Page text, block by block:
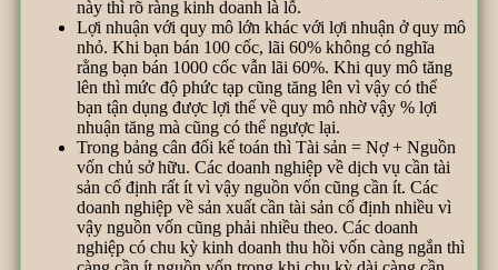
này thì rõ ràng kinh doanh là lỗ.
Lợi nhuận với quy mô lớn khác với lợi nhuận ở quy mô
nhỏ. Khi bạn bán 100 cốc, lãi 60% không có nghĩa
rằng bạn bán 1000 cốc vẫn lãi 60%. Khi quy mô tăng
lên thì mức độ phức tạp cũng tăng lên vì vậy có thể
bạn tận dụng được lợi thế về quy mô nhờ vậy % lợi
nhuận tăng mà cũng có thể ngược lại.
Trong bảng cân đối kế toán thì Tài sản = Nợ + Nguồn
vốn chủ sở hữu. Các doanh nghiệp về dịch vụ cần tài
sản cố định rất ít vì vậy nguồn vốn cũng cần ít. Các
doanh nghiệp về sản xuất cần tài sản cố định nhiều vì
vậy nguồn vốn cũng phải nhiều theo. Các doanh
nghiệp có chu kỳ kinh doanh thu hồi vốn càng ngắn thì